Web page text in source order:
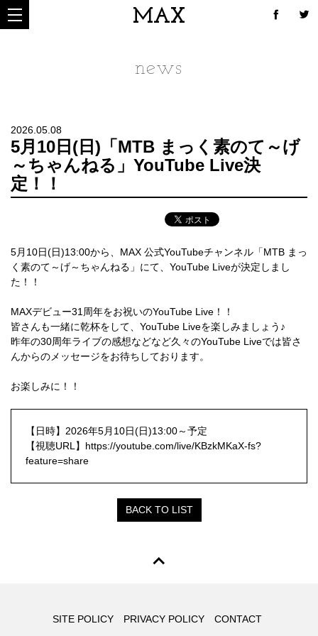
MAX
news
2026.05.08
5月10日(日)「MTB まっく素のて～げ
～ちゃんねる」YouTube Live決
定！！
5月10日(日)13:00から、MAX 公式YouTubeチャンネル「MTB まっ
く素のて～げ～ちゃんねる」にて、YouTube Liveが決定しまし
た！！
MAXデビュー31周年をお祝いのYouTube Live！！
皆さんも一緒に乾杯をして、YouTube Liveを楽しみましょう♪
昨年の30周年ライブの感想などなど久々のYouTube Liveでは皆さ
んからのメッセージをお待ちしております。
お楽しみに！！
【日時】2026年5月10日(日)13:00～予定
【視聴URL】 https://youtube.com/live/KBzkMKaX-fs?
feature=share
BACK TO LIST
SITE POLICY PRIVACY POLICY CONTACT